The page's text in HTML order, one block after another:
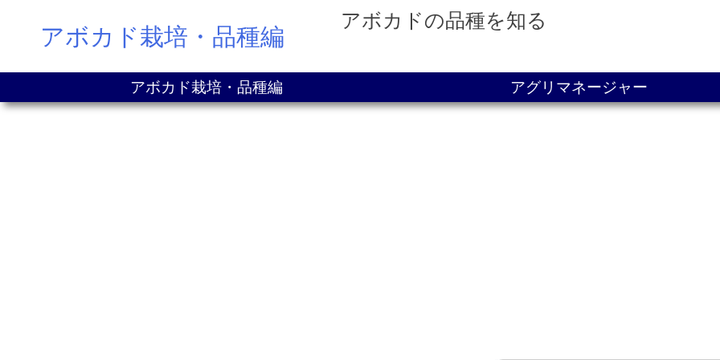
アボカド栽培・品種編
アボカドの品種を知る
アボカド栽培・品種編 アグリマネージャー